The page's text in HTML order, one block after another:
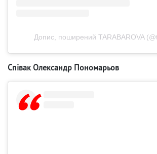
Допис, поширений TARABAROVA
Співак Олександр Пономарьов